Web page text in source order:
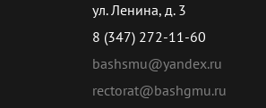
ул. Ленина, д. 3
8 (347) 272-11-60
bashsmu@yandex.ru
rectorat@bashgmu.ru